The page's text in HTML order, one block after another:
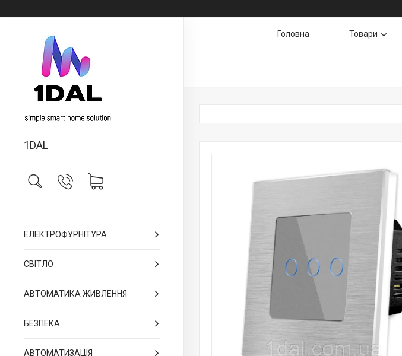
1DAL
ЕЛЕКТРОФУРНІТУРА
СВІТЛО
АВТОМАТИКА ЖИВЛЕННЯ
БЕЗПЕКА
АВТОМАТИЗАЦІЯ
Головна Товари